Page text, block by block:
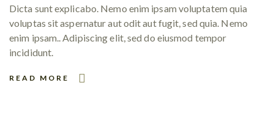
Dicta sunt explicabo. Nemo enim ipsam voluptatem quia
voluptas sit aspernatur aut odit aut fugit, sed quia. Nemo
enim ipsam.. Adipiscing elit, sed do eiusmod tempor
incididunt.
READ MORE